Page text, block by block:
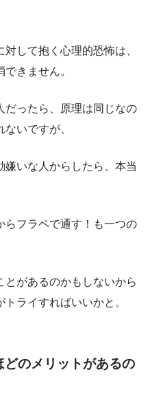
して抱く心理的恐怖は、
きません。
だったら、原理は同じなの
いですが、
嫌いな人からしたら、本当
らフラペで通す！も一つの
とがあるのかもしないから
ライすればいいかと。
どのメリットがあるの